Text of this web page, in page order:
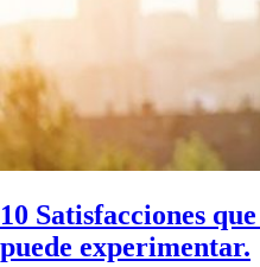
10 Satisfacciones
puede experimentar.